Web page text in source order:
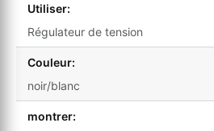
Utiliser:
Régulateur de tension
Couleur:
noir/blanc
montrer: